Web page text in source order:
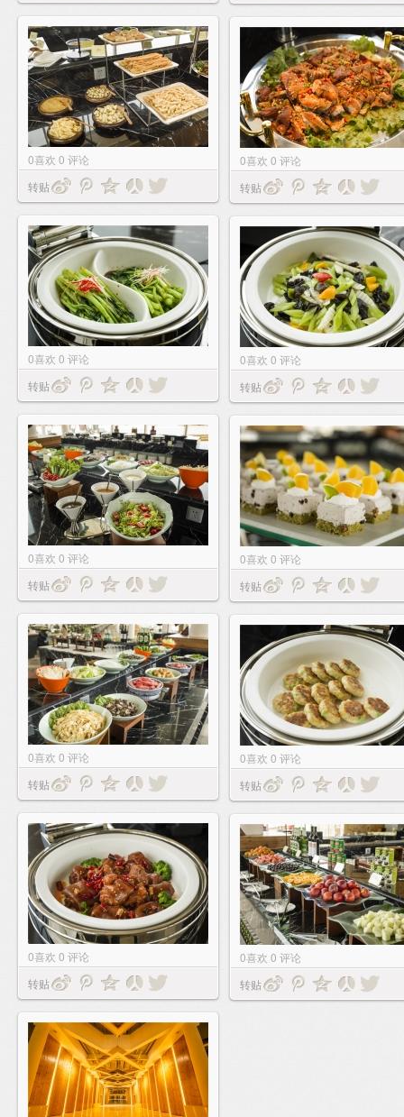
0喜欢 0 评论
转贴
0喜欢 0 评论
转贴
0喜欢 0 评论
转贴
0喜欢 0 评论
转贴
0喜欢 0 评论
转贴
0喜欢 0 评论
转贴
0喜欢 0 评论
转贴
0喜欢 0 评论
转贴
0喜欢 0 评论
转贴
0喜欢 0 评论
转贴